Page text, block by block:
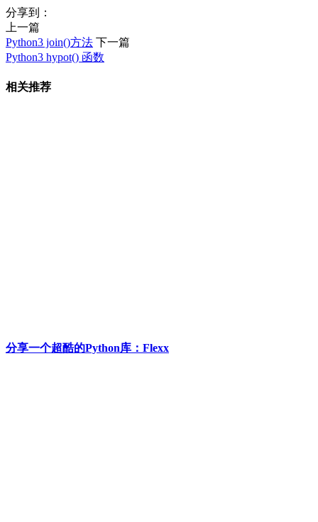
分享到：
上一篇
Python3 join()方法 下一篇
Python3 hypot() 函数
相关推荐
分享一个超酷的Python库：Flexx